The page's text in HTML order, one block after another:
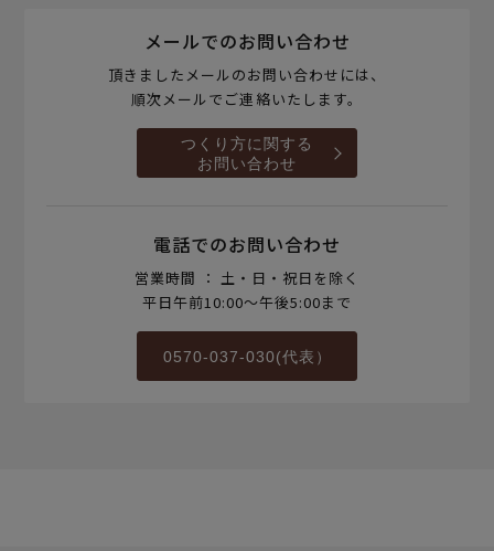
メールでのお問い合わせ
頂きましたメールのお問い合わせには、
順次メールでご連絡いたします。
つくり方に関する
お問い合わせ
電話でのお問い合わせ
営業時間 ： 土・日・祝日を除く
平日午前10:00～午後5:00まで
0570-037-030(代表）